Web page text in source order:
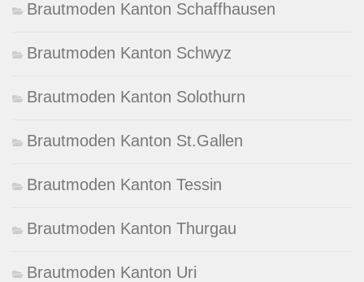
Brautmoden Kanton Schaffhausen
Brautmoden Kanton Schwyz
Brautmoden Kanton Solothurn
Brautmoden Kanton St.Gallen
Brautmoden Kanton Tessin
Brautmoden Kanton Thurgau
Brautmoden Kanton Uri